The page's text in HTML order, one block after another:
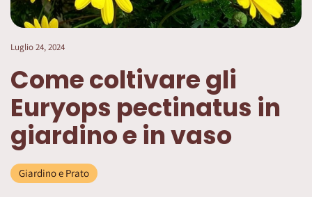
Luglio 24, 2024
Come coltivare gli
Euryops pectinatus in
giardino e in vaso
Giardino e Prato